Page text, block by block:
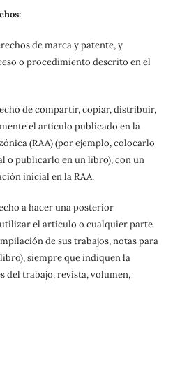
de marca y patente, y
o procedimiento descrito en el
de compartir, copiar, distribuir,
el articulo publicado en la
(RAA) (por ejemplo, colocarlo
o publicarlo en un libro), con un
inicial en la RAA.
a hacer una posterior
el artículo o cualquier parte
de sus trabajos, notas para
siempre que indiquen la
del trabajo, revista, volumen,